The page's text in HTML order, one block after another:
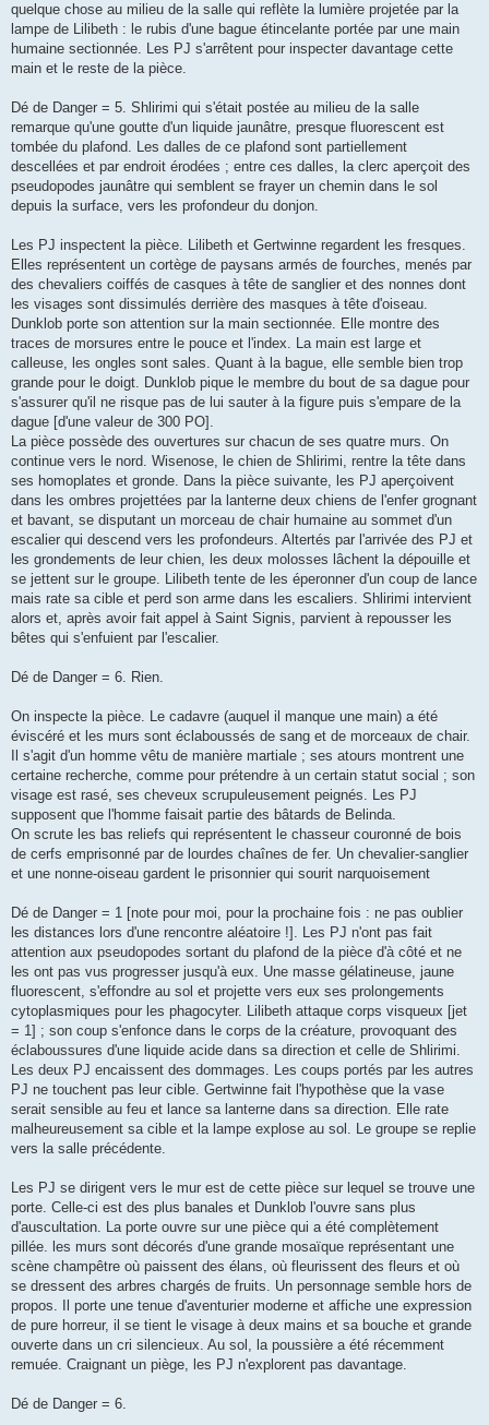
quelque chose au milieu de la salle qui reflète la lumière projetée par la
lampe de Lilibeth : le rubis d'une bague étincelante portée par une main
humaine sectionnée. Les PJ s'arrêtent pour inspecter davantage cette
main et le reste de la pièce.
Dé de Danger = 5. Shlirimi qui s'était postée au milieu de la salle
remarque qu'une goutte d'un liquide jaunâtre, presque fluorescent est
tombée du plafond. Les dalles de ce plafond sont partiellement
descellées et par endroit érodées ; entre ces dalles, la clerc aperçoit des
pseudopodes jaunâtre qui semblent se frayer un chemin dans le sol
depuis la surface, vers les profondeur du donjon.
Les PJ inspectent la pièce. Lilibeth et Gertwinne regardent les fresques.
Elles représentent un cortège de paysans armés de fourches, menés par
des chevaliers coiffés de casques à tête de sanglier et des nonnes dont
les visages sont dissimulés derrière des masques à tête d'oiseau.
Dunklob porte son attention sur la main sectionnée. Elle montre des
traces de morsures entre le pouce et l'index. La main est large et
calleuse, les ongles sont sales. Quant à la bague, elle semble bien trop
grande pour le doigt. Dunklob pique le membre du bout de sa dague pour
s'assurer qu'il ne risque pas de lui sauter à la figure puis s'empare de la
dague [d'une valeur de 300 PO].
La pièce possède des ouvertures sur chacun de ses quatre murs. On
continue vers le nord. Wisenose, le chien de Shlirimi, rentre la tête dans
ses homoplates et gronde. Dans la pièce suivante, les PJ aperçoivent
dans les ombres projettées par la lanterne deux chiens de l'enfer grognant
et bavant, se disputant un morceau de chair humaine au sommet d'un
escalier qui descend vers les profondeurs. Altertés par l'arrivée des PJ et
les grondements de leur chien, les deux molosses lâchent la dépouille et
se jettent sur le groupe. Lilibeth tente de les éperonner d'un coup de lance
mais rate sa cible et perd son arme dans les escaliers. Shlirimi intervient
alors et, après avoir fait appel à Saint Signis, parvient à repousser les
bêtes qui s'enfuient par l'escalier.
Dé de Danger = 6. Rien.
On inspecte la pièce. Le cadavre (auquel il manque une main) a été
éviscéré et les murs sont éclaboussés de sang et de morceaux de chair.
Il s'agit d'un homme vêtu de manière martiale ; ses atours montrent une
certaine recherche, comme pour prétendre à un certain statut social ; son
visage est rasé, ses cheveux scrupuleusement peignés. Les PJ
supposent que l'homme faisait partie des bâtards de Belinda.
On scrute les bas reliefs qui représentent le chasseur couronné de bois
de cerfs emprisonné par de lourdes chaînes de fer. Un chevalier-sanglier
et une nonne-oiseau gardent le prisonnier qui sourit narquoisement
Dé de Danger = 1 [note pour moi, pour la prochaine fois : ne pas oublier
les distances lors d'une rencontre aléatoire !]. Les PJ n'ont pas fait
attention aux pseudopodes sortant du plafond de la pièce d'à côté et ne
les ont pas vus progresser jusqu'à eux. Une masse gélatineuse, jaune
fluorescent, s'effondre au sol et projette vers eux ses prolongements
cytoplasmiques pour les phagocyter. Lilibeth attaque corps visqueux [jet
= 1] ; son coup s'enfonce dans le corps de la créature, provoquant des
éclaboussures d'une liquide acide dans sa direction et celle de Shlirimi.
Les deux PJ encaissent des dommages. Les coups portés par les autres
PJ ne touchent pas leur cible. Gertwinne fait l'hypothèse que la vase
serait sensible au feu et lance sa lanterne dans sa direction. Elle rate
malheureusement sa cible et la lampe explose au sol. Le groupe se replie
vers la salle précédente.
Les PJ se dirigent vers le mur est de cette pièce sur lequel se trouve une
porte. Celle-ci est des plus banales et Dunklob l'ouvre sans plus
d'auscultation. La porte ouvre sur une pièce qui a été complètement
pillée. les murs sont décorés d'une grande mosaïque représentant une
scène champêtre où paissent des élans, où fleurissent des fleurs et où
se dressent des arbres chargés de fruits. Un personnage semble hors de
propos. Il porte une tenue d'aventurier moderne et affiche une expression
de pure horreur, il se tient le visage à deux mains et sa bouche et grande
ouverte dans un cri silencieux. Au sol, la poussière a été récemment
remuée. Craignant un piège, les PJ n'explorent pas davantage.
Dé de Danger = 6.